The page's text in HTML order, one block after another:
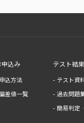
申込み
申込方法
差値一覧
テスト結
テスト資
過去問題
簡易判定